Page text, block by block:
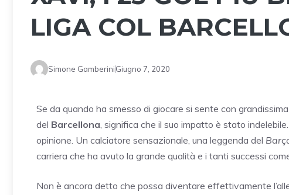
LIGA COL
Simone GamberiniGiugno 7, 2020
Se da quando ha smesso di giocare si sente con
del Barcellona, significa che il suo impatto è stato
opinione. Un calciatore sensazionale, una leggenda del
carriera che ha avuto la grande qualità e i tanti successi
Non è ancora detto che possa diventare effettivamente